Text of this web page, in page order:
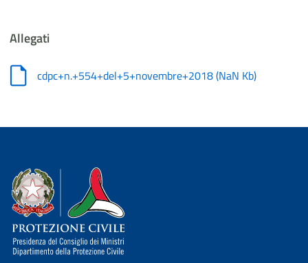
Allegati
cdpc+n.+554+del+5+novembre+2018(NaN Kb)
Dipartimento della Protezione Civile